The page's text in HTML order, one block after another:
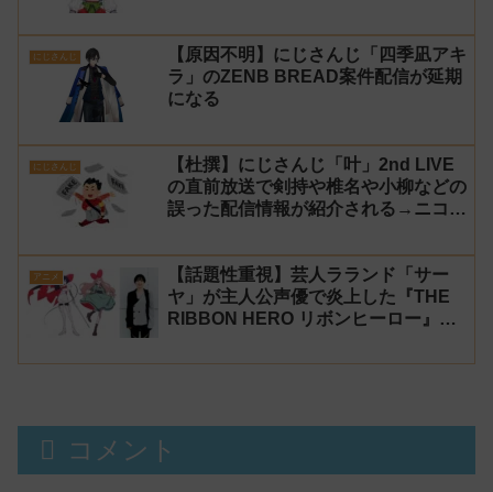
イバーの転生が可能に
にじさんじ
【原因不明】にじさんじ「四季凪アキ
ラ」のZENB BREAD案件配信が延期
になる
にじさんじ
【杜撰】にじさんじ「叶」2nd LIVE
の直前放送で剣持や椎名や小柳などの
誤った配信情報が紹介される→ニコニ
【生成AI?】
アニメ
【話題性重視】芸人ラランド「サー
ヤ」が主人公声優で炎上した『THE
RIBBON HERO リボンヒーロー』に
ンルン」「でびでび・でびる」が出
コメント